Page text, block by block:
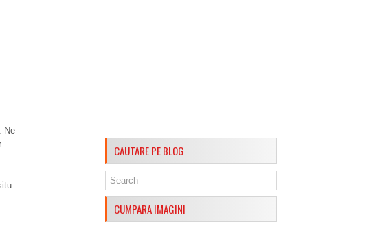
Ne
CAUTARE PE BLOG
CUMPARA IMAGINI